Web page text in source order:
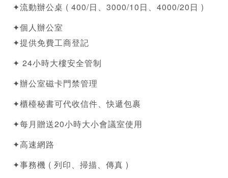
✦流動辦公桌 ( 400/日、3000/10日、4000/20日 )
✦個人辦公室
✦提供免費工商登記
✦ 24小時大樓安全管制
✦辦公室磁卡門禁管理
✦櫃檯秘書可代收信件、快遞包裹
✦每月贈送20小時大小會議室使用
✦高速網路
✦事務機 ( 列印、掃描、傳真 )